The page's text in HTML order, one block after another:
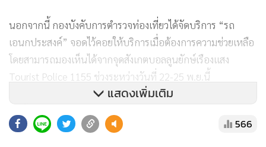
นอกจากนี้ กองบังคับการตำรวจท่องเที่ยวได้จัดบริการ “รถ
เอนกประสงค์” จอดไว้คอยให้บริการเมื่อต้องการความช่วยเหลือ
โดยสามารถมองเห็นได้จากจุดสังเกตบอลลูนยักษ์เรืองแสง
Tourist Police 1155 ช่วงระหว่างวันที่ 22-25 พ.ย.นี้
เดียในหลายๆช่องทาง อาทิ เฟสบุ๊ค อินสตาแกรม ทวิสเตอร์ เพื่อ
แสดงเพิ่มเติม
566